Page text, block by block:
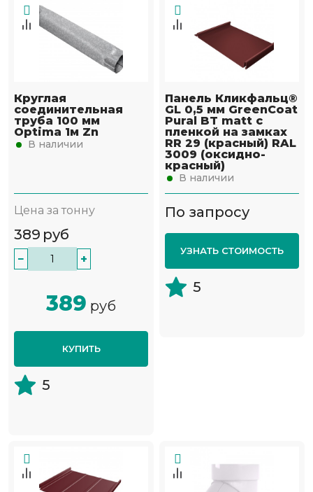
Круглая
соединительная
труба 100 мм
Optima 1м Zn
В наличии
Цена за тонну
389 руб
− +
389 руб
КУПИТЬ
5
Панель Кликфальц®
GL 0,5 мм GreenCoat
Pural BT matt с
пленкой на замках
RR 29 (красный) RAL
3009 (оксидно-
красный)
В наличии
По запросу
УЗНАТЬ СТОИМОСТЬ
5